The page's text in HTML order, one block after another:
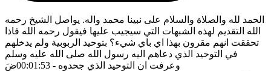
الحمد لله والصلاة والسلام على نبينا محمد واله. يواصل الشيخ رحمه
الله التقديم لهذه الشبهات التي سيجيب عليها فيقول رحمه الله فاذا
تحققت انهم مقرون بهذا اي باي شيء؟ بتوحيد الربوبية ولم يدخلهم
في التوحيد الذي دعاهم اليه رسول الله صلى الله عليه وسلم
وعرفت ان التوحيد الذي جحدوه - 00:01:53 ضَ